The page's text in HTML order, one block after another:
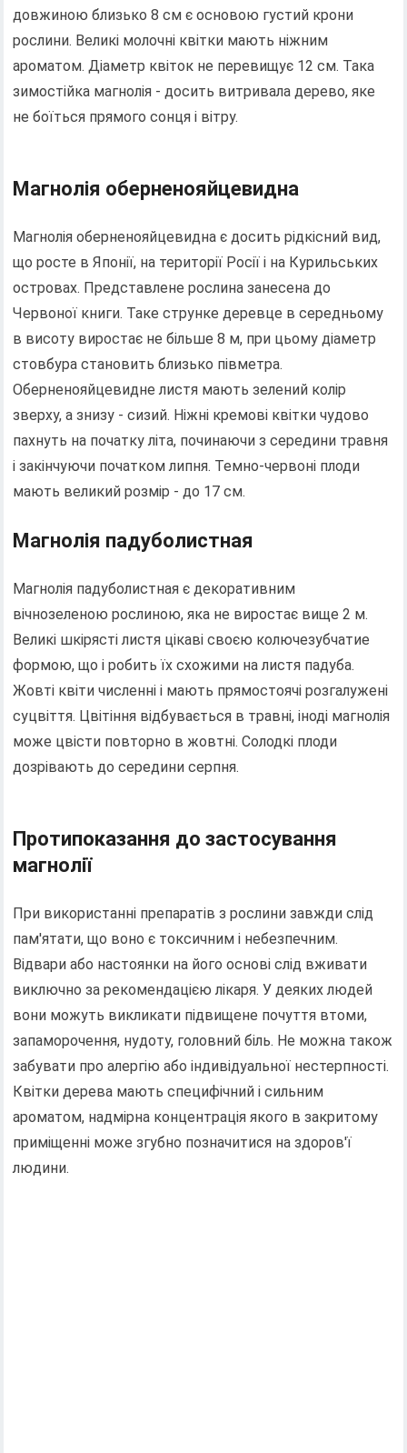
довжиною близько 8 см є основою густий крони
рослини. Великі молочні квітки мають ніжним
ароматом. Діаметр квіток не перевищує 12 см. Така
зимостійка магнолія - ​​досить витривала дерево, яке
не боїться прямого сонця і вітру.
Магнолія оберненояйцевидна
Магнолія оберненояйцевидна є досить рідкісний вид,
що росте в Японії, на території Росії і на Курильських
островах. Представлене рослина занесена до
Червоної книги. Таке струнке деревце в середньому
в висоту виростає не більше 8 м, при цьому діаметр
стовбура становить близько півметра.
Оберненояйцевидне листя мають зелений колір
зверху, а знизу - сизий. Ніжні кремові квітки чудово
пахнуть на початку літа, починаючи з середини травня
і закінчуючи початком липня. Темно-червоні плоди
мають великий розмір - до 17 см.
Магнолія падуболистная
Магнолія падуболистная є декоративним
вічнозеленою рослиною, яка не виростає вище 2 м.
Великі шкірясті листя цікаві своєю колючезубчатие
формою, що і робить їх схожими на листя падуба.
Жовті квіти численні і мають прямостоячі розгалужені
суцвіття. Цвітіння відбувається в травні, іноді магнолія
може цвісти повторно в жовтні. Солодкі плоди
дозрівають до середини серпня.
Протипоказання до застосування
магнолії
При використанні препаратів з рослини завжди слід
пам'ятати, що воно є токсичним і небезпечним.
Відвари або настоянки на його основі слід вживати
виключно за рекомендацією лікаря. У деяких людей
вони можуть викликати підвищене почуття втоми,
запаморочення, нудоту, головний біль. Не можна також
забувати про алергію або індивідуальної нестерпності.
Квітки дерева мають специфічний і сильним
ароматом, надмірна концентрація якого в закритому
приміщенні може згубно позначитися на здоров'ї
людини.